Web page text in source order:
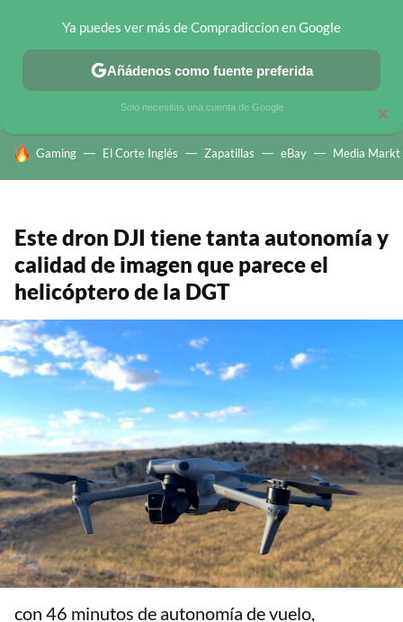
CHOLLOS TELEGRAM OFERTAS EN MÓVILES OFERTAS EN
HOY SE HABLA DE
Gaming El Corte Inglés Zapatillas eBay Media Markt
Este dron DJI tiene tanta autonomía y
calidad de imagen que parece el
helicóptero de la DGT
con 46 minutos de autonomía de vuelo,
×
Ya puedes ver más de Compradiccion en Google
Añádenos como fuente preferida
Solo necesitas una cuenta de Google